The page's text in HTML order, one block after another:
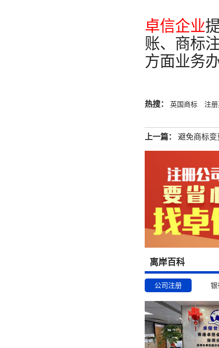
卓信企业
账、商标
方面业务
热搜： 英国商标 注
上一篇： 避免商标
离岸百科
公司注册 银